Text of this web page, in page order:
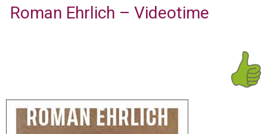
Roman Ehrlich – Videotime